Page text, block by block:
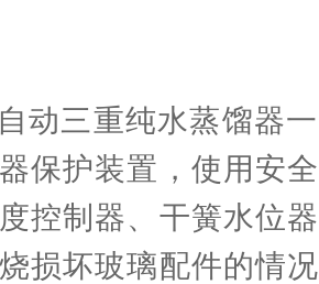
三重纯水蒸馏器一
保护装置，使用安
控制器、干簧水位
损坏玻璃配件的情